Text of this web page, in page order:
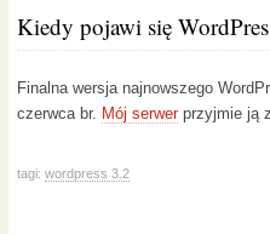
Kiedy pojawi się
Finalna wersja najnowszego
czerwca br. Mój serwerprzyjmie ją
tagi: wordpress 3.2